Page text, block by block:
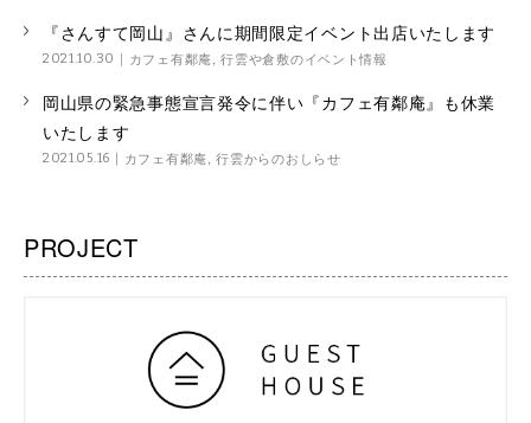
『さんすて岡山』さんに期間限定イベント出店いたします
2021.10.30 カフェ有鄰庵,行雲や倉敷のイベント情報
岡山県の緊急事態宣言発令に伴い『カフェ有鄰庵』も休業
いたします
2021.05.16 カフェ有鄰庵,行雲からのおしらせ
PROJECT